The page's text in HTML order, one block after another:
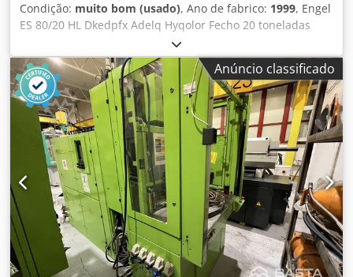
Condição: muito bom (usado), Ano de fabrico: 1999, Engel
ES 80/20 HL Dkedpfx Adelq Hyqolor Fecho 20 toneladas
Ano 1999 Escantilhão 22 mm Capacidade de elevação
38cm3 Placa de fixação alargada 550x430
Anúncio classificado